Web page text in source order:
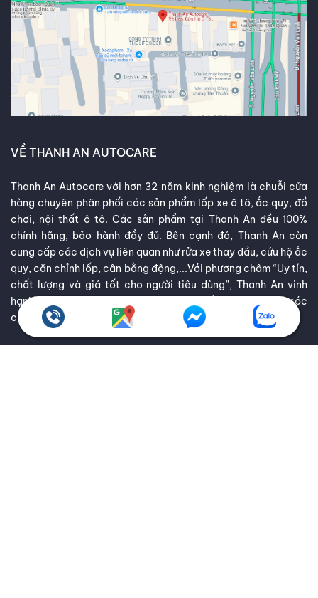
VỀ THANH AN AUTOCARE
Thanh An Autocare với hơn 32 năm kinh nghiệm là chuỗi cửa
hàng chuyên phân phối các sản phẩm lốp xe ô tô, ắc quy, đồ
chơi, nội thất ô tô. Các sản phẩm tại Thanh An đều 100%
chính hãng, bảo hành đầy đủ. Bên cạnh đó, Thanh An còn
cung cấp các dịch vụ liên quan như rửa xe thay dầu, cứu hộ ắc
quy, căn chỉnh lốp, cân bằng động,...Với phương châm “Uy tín,
chất lượng và giá tốt cho người tiêu dùng”, Thanh An vinh
hạnh trở thành người bạn tin cậy luôn đồng hành chăm sóc
cho ô tô của bạn.